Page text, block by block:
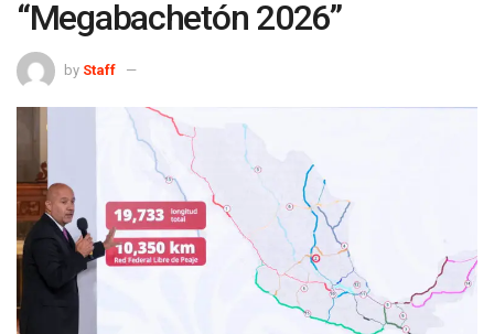
“Megabachetón 2026”
by Staff